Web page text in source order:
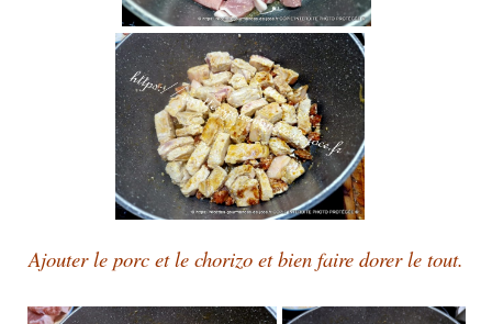
Ajouter le porc et le chorizo et bien faire dorer le tout.